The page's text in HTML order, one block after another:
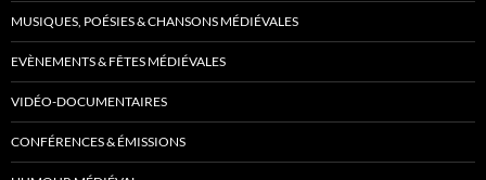
MUSIQUES, POÉSIES & CHANSONS MÉDIÉVALES
EVÈNEMENTS & FÊTES MÉDIÉVALES
VIDÉO-DOCUMENTAIRES
CONFÉRENCES & ÉMISSIONS